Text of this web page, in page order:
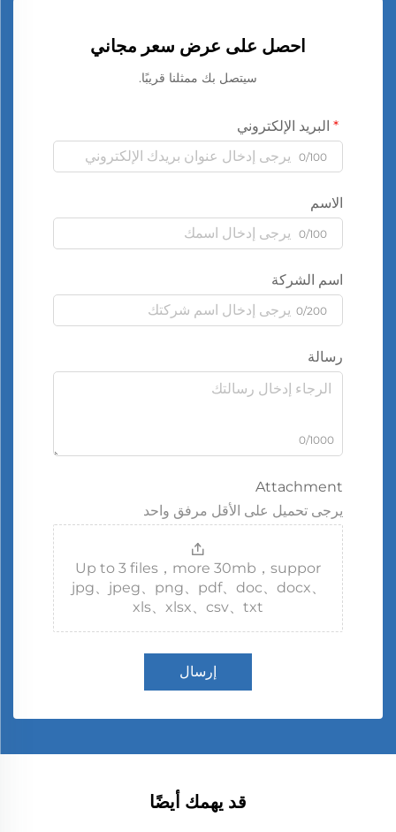
احصل على عرض سعر مجاني
سيتصل بك ممثلنا قريبًا.
البريد الإلكتروني
0/100
الاسم
0/100
اسم الشركة
0/200
رسالة
0/1000
Attachment
يرجى تحميل على الأقل مرفق واحد
Up to 3 files，more 30mb，suppor
jpg、jpeg、png、pdf、doc、docx、
xls、xlsx、csv、txt
إرسال
قد يهمك أيضًا